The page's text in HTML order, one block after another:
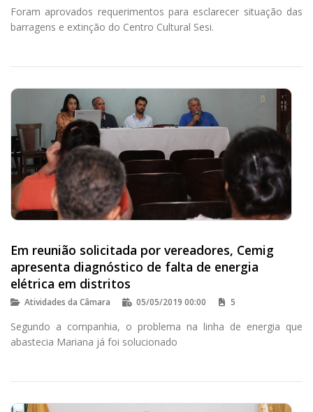
Foram aprovados requerimentos para esclarecer situação das
barragens e extinção do Centro Cultural Sesi.
Em reunião solicitada por vereadores, Cemig
apresenta diagnóstico de falta de energia
elétrica em distritos
Atividades da Câmara 05/05/2019 00:00 5
Segundo a companhia, o problema na linha de energia que
abastecia Mariana já foi solucionado